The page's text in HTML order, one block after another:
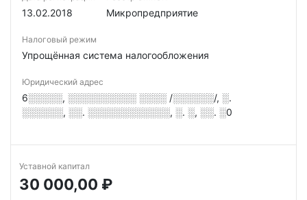
13.02.2018 Микропредприятие
Налоговый режим
Упрощённая система налогообложения
Юридический адрес
6░░░░░, ░░░░░░░░░░ ░░░░ /░░░░░░/, ░.
░░░░░░, ░░. ░░░░░░░░░░░░, ░. ░, ░░. ░0
Уставной капитал
30 000,00 ₽